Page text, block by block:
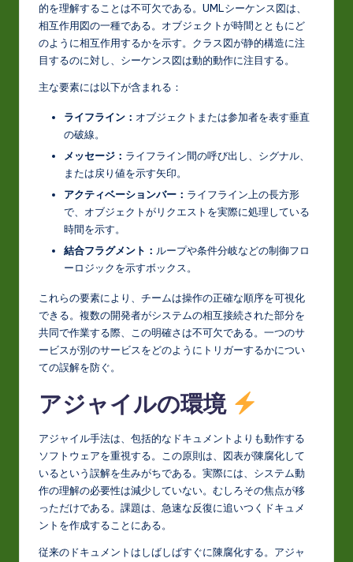
ft
w
的を理解することは不可欠である。UMLシーケンス図は、
相互作用図の一種である。オブジェクトが時間とともにど
のように相互作用するかを示す。クラス図が静的構造に注
目するのに対し、シーケンス図は動的動作に注目する。
主な要素には以下が含まれる：
ライフライン： オブジェクトまたは参加者を表す垂直
の破線。
メッセージ： ライフライン間の呼び出し、シグナル、
または戻り値を示す矢印。
アクティベーションバー： ライフライン上の長方形
で、オブジェクトがリクエストを実際に処理している
時間を示す。
結合フラグメント： ループや条件分岐などの制御フロ
ーロジックを示すボックス。
これらの要素により、チームは操作の正確な順序を可視化
できる。複数の開発者がシステムの相互接続された部分を
共同で作業する際、この明確さは不可欠である。一つのサ
ービスが別のサービスをどのようにトリガーするかについ
ての誤解を防ぐ。
アジャイルの環境
アジャイル手法は、包括的なドキュメントよりも動作する
ソフトウェアを重視する。この原則は、図表が陳腐化して
いるという誤解を生みがちである。実際には、システム動
作の理解の必要性は減少していない。むしろその焦点が移
っただけである。課題は、急速な反復に追いつくドキュメ
ントを作成することにある。
従来のドキュメントはしばしばすぐに陳腐化する。アジャ